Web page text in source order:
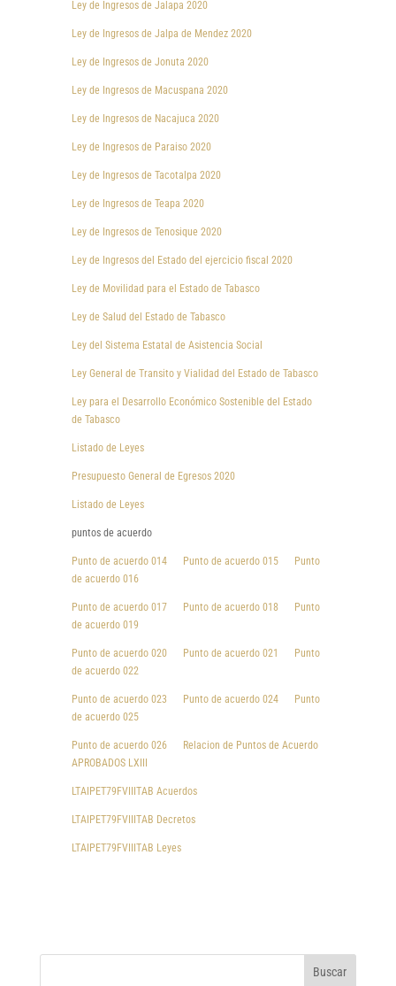
Ley de Ingresos de Jalapa 2020
Ley de Ingresos de Jalpa de Mendez 2020
Ley de Ingresos de Jonuta 2020
Ley de Ingresos de Macuspana 2020
Ley de Ingresos de Nacajuca 2020
Ley de Ingresos de Paraiso 2020
Ley de Ingresos de Tacotalpa 2020
Ley de Ingresos de Teapa 2020
Ley de Ingresos de Tenosique 2020
Ley de Ingresos del Estado del ejercicio fiscal 2020
Ley de Movilidad para el Estado de Tabasco
Ley de Salud del Estado de Tabasco
Ley del Sistema Estatal de Asistencia Social
Ley General de Transito y Vialidad del Estado de Tabasco
Ley para el Desarrollo Económico Sostenible del Estado
de Tabasco
Listado de Leyes
Presupuesto General de Egresos 2020
Listado de Leyes
puntos de acuerdo
Punto de acuerdo 014 Punto de acuerdo 015
Punto
de acuerdo 016
Punto de acuerdo 017 Punto de acuerdo 018
Punto
de acuerdo 019
Punto de acuerdo 020 Punto de acuerdo 021
Punto
de acuerdo 022
Punto de acuerdo 023 Punto de acuerdo 024
Punto
de acuerdo 025
Punto de acuerdo 026
Relacion de Puntos de Acuerdo
APROBADOS LXIII
LTAIPET79FVIIITAB Acuerdos
LTAIPET79FVIIITAB Decretos
LTAIPET79FVIIITAB Leyes